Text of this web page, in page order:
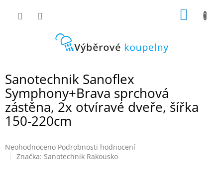
Sanotechnik Sanoflex
Symphony+Brava sprchová
zástěna, 2x otvíravé dveře, šířka
150-220cm
Průměrné
hodnocení
Neohodnoceno Podrobnosti hodnocení
Značka: Sanotechnik Rakousko